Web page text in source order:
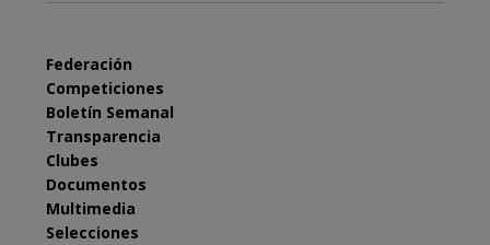
Federación
Competiciones
Boletín Semanal
Transparencia
Clubes
Documentos
Multimedia
Selecciones